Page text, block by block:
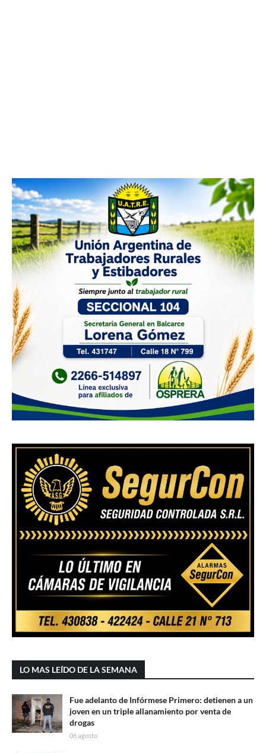
LO MAS LEÍDO DE LA SEMANA
Fue adelanto de Infórmese Primero: detienen a un
joven en un triple allanamiento por venta de
drogas
06 agosto